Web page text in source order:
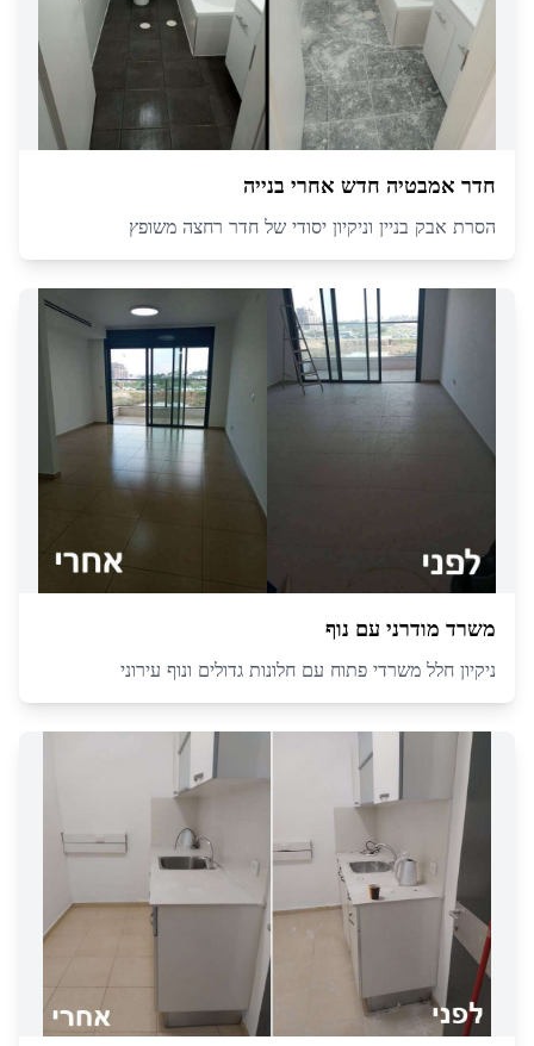
חדר אמבטיה חדש אחרי בנייה
הסרת אבק בניין וניקיון יסודי של חדר רחצה משופץ
משרד מודרני עם נוף
ניקיון חלל משרדי פתוח עם חלונות גדולים ונוף עירוני